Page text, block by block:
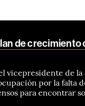
de crecimiento
vicepresidente de la
por la falta
para encontrar